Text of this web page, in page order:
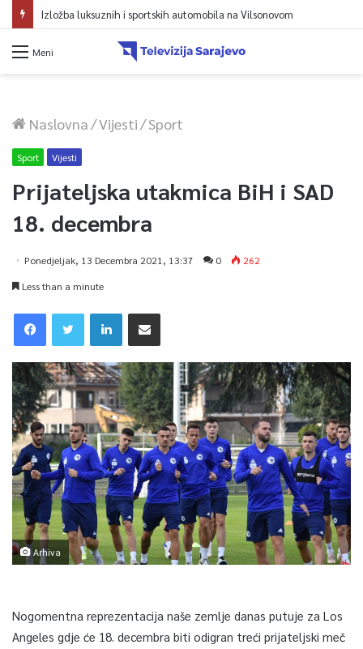
Izložba luksuznih i sportskih automobila na Vilsonovom
Meni
Naslovna/Vijesti/Sport
Sport Vijesti
Prijateljska utakmica BiH i SAD
18. decembra
Ponedjeljak, 13 Decembra 2021, 13:37 0
262
Less than a minute
Arhiva
Nogomentna reprezentacija naše zemlje danas putuje za Los
Angeles gdje će 18. decembra biti odigran treći prijateljski meč